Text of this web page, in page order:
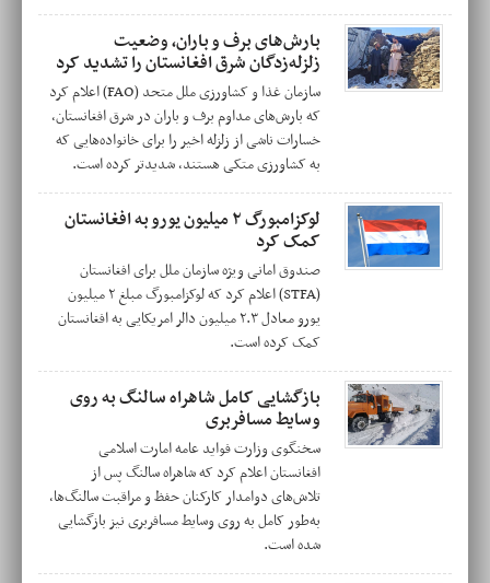
بارش‌های برف و باران، وضعیت
زلزله‌زدگان شرق افغانستان را تشدید کرد
سازمان غذا و کشاورزی ملل متحد (FAO) اعلام کرد
که بارش‌های مداوم برف و باران در شرق افغانستان،
خسارات ناشی از زلزله اخیر را برای خانواده‌هایی که
به کشاورزی متکی هستند، شدیدتر کرده است.
لوکزامبورگ ۲ میلیون یورو به افغانستان
کمک کرد
صندوق امانی ویژه سازمان ملل برای افغانستان
(STFA) اعلام کرد که لوکزامبورگ مبلغ ۲ میلیون
یورو معادل ۲.۳ میلیون دالر امریکایی به افغانستان
کمک کرده است.
بازگشایی کامل شاهراه سالنگ به روی
وسایط مسافربری
سخنگوی وزارت فواید عامه امارت اسلامی
افغانستان اعلام کرد که شاهراه سالنگ پس از
تلاش‌های دوامدار کارکنان حفظ و مراقبت سالنگ‌ها،
به‌طور کامل به روی وسایط مسافربری نیز بازگشایی
شده است.